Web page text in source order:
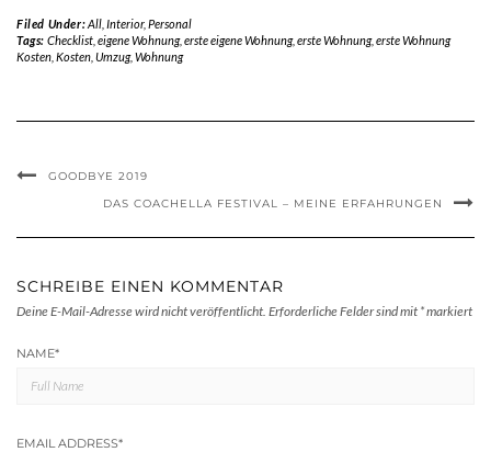
Filed Under:All, Interior, Personal
Tags: Checklist, eigene Wohnung, erste eigene Wohnung, erste Wohnung, erste Wohnung
Kosten Kosten Umzug, Wohnung
GOODBYE 2019
DAS COACHELLA FESTIVAL – MEINE ERFAHRUNGEN
SCHREIBE EINEN KOMMENTAR
Deine E-Mail-Adresse wird nicht veröffentlicht. Erforderliche Felder sind mit *markiert
NAME*
EMAIL ADDRESS*